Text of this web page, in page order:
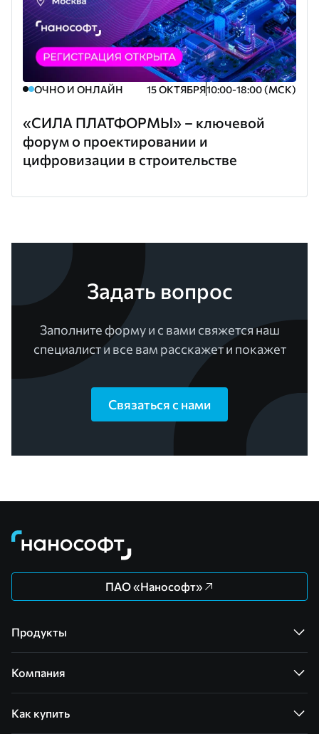
ОЧНО И ОНЛАЙН 15 ОКТЯБРЯ10:00-18:00 (МСК)
«СИЛА ПЛАТФОРМЫ» – ключевой
форум о проектировании и
цифровизации в строительстве
Задать вопрос
Заполните форму и с вами свяжется наш
специалист и все вам расскажет и покажет
Связаться с нами
ПАО «Нанософт»
Продукты
Компания
Как купить